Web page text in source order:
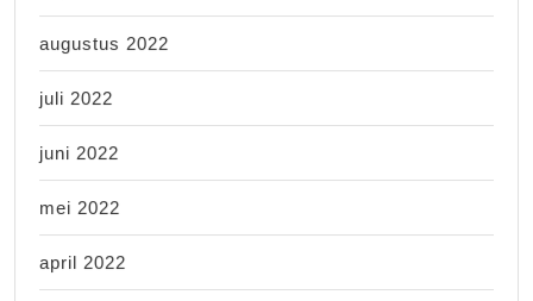
augustus 2022
juli 2022
juni 2022
mei 2022
april 2022